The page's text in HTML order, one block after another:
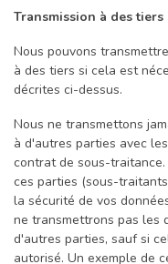
Transmission à des tiers
Nous pouvons
à des tiers si cela est
décrites ci-dessus.
Nous ne transmettons
à d'autres parties avec
contrat de sous-
ces parties (sous-
la sécurité de vos
ne transmettrons pas les
d'autres parties, sauf si
autorisé. Un exemple de